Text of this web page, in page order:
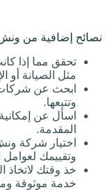
نصائح إضافية من
تحقق مما إذا
مثل الصيانة أو
ابحث عن
وتتبعها.
اسأل عن
المقدمة.
اختيار شركة
وتقييمك لعوامل
خذ وقتك
خدمة موثوقة